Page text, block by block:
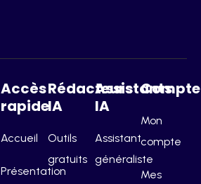
Accès
rapide
Accueil
Présentation
Rédacteurs
IA
Outils
gratuits
Assistants
IA
Assistant
généraliste
Compte
Mon
compte
Mes